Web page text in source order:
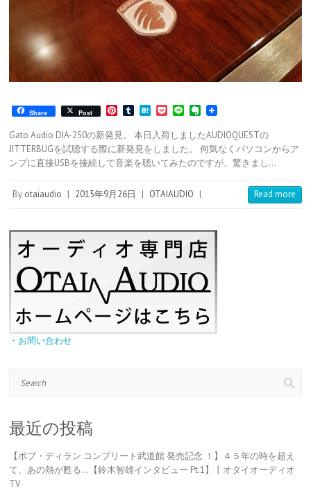
Share Post
P
n
t
e
r
s
t
T
m
b
l
r
H
t
e
n
a
P
c
k
e
t
L
n
e
E
e
r
n
o
Gato Audio DIA-250の新発見。 本日入荷しましたAUDIOQUESTの
JITTERBUGを試聴する際に新発見をしました。 何気なくパソコンからア
ンプに直接USBを接続して音楽を聴いてみたのですが、驚きまし…
By otaiaudio | 2015年9月26日 | OTAIAUDIO | Read more
・お問い合わせ
最近の投稿
【ボブ・ディラン コンプリート武道館 発売記念 ！】４５年の時を超え
て、あの熱が甦る…【鈴木智雄インタビュー Pt.1】丨オタイオーディオ
TV